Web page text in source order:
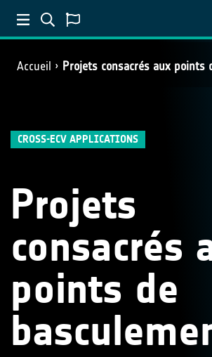
Accueil Projets consacrés aux points
CROSS-ECV APPLICATIONS
Projets
consacrés
points de